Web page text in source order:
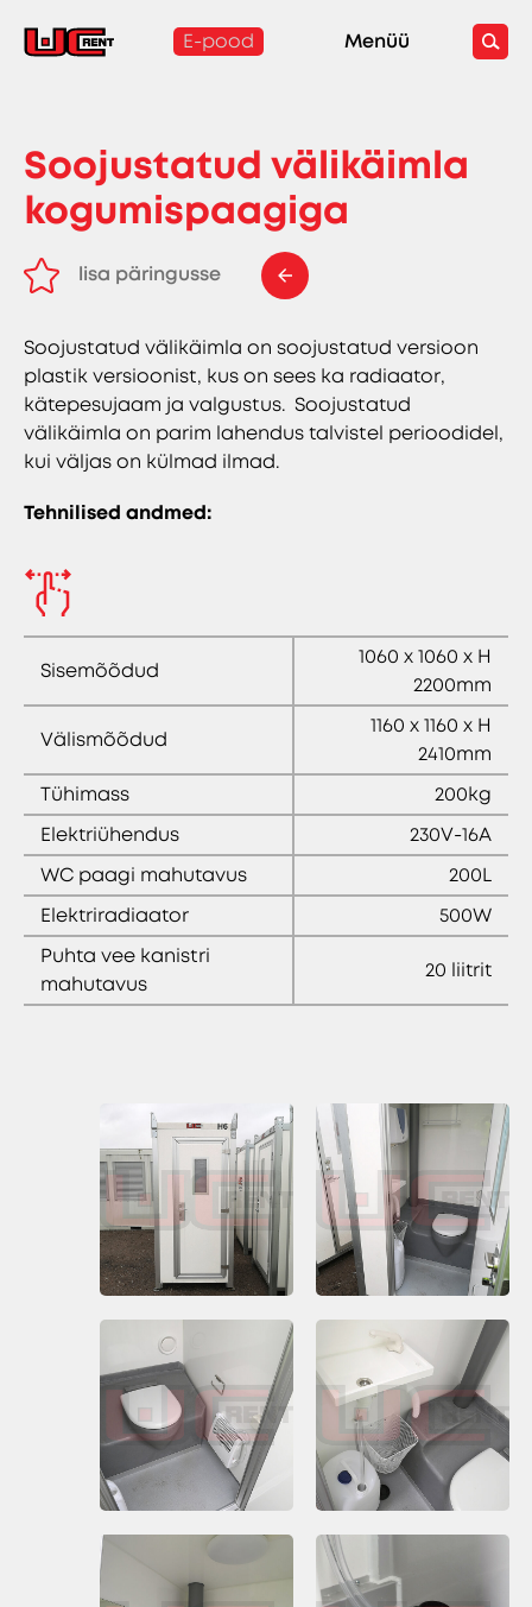
E-pood Menüü
Soojustatud välikäimla
kogumispaagiga
lisa päringusse
Soojustatud välikäimla on soojustatud versioon
plastik versioonist, kus on sees ka radiaator,
kätepesujaam ja valgustus. Soojustatud
välikäimla on parim lahendus talvistel perioodidel,
kui väljas on külmad ilmad.
Tehnilised andmed:
Sisemõõdud
1060 x 1060 x H
2200mm
Välismõõdud
1160 x 1160 x H
2410mm
Tühimass
200kg
Elektriühendus
230V-16A
WC paagi mahutavus
200L
Elektriradiaator
500W
Puhta vee kanistri
mahutavus
20 liitrit